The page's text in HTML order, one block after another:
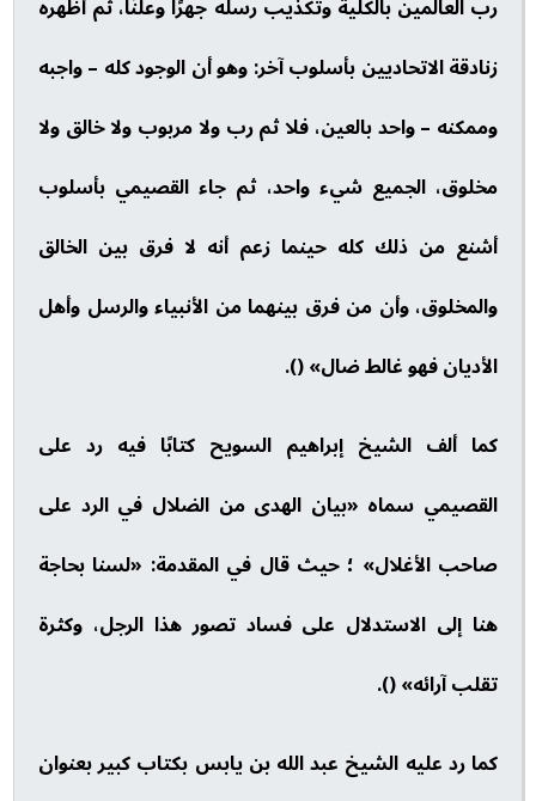
زنادقة الاتحاديين بأسلوب آخر: وهو أن الوجود كله – واجبه
وممكنه – واحد بالعين، فلا ثم رب ولا مربوب ولا خالق ولا
مخلوق، الجميع شيء واحد، ثم جاء القصيمي بأسلوب
أشنع من ذلك كله حينما زعم أنه لا فرق بين الخالق
والمخلوق، وأن من فرق بينهما من الأنبياء والرسل وأهل
الأديان فهو غالط ضال» ().
كما ألف الشيخ إبراهيم السويح كتابًا فيه رد على
القصيمي سماه «بيان الهدى من الضلال في الرد على
صاحب الأغلال» ؛ حيث قال في المقدمة: «لسنا بحاجة
هنا إلى الاستدلال على فساد تصور هذا الرجل، وكثرة
تقلب آرائه» ().
كما رد عليه الشيخ عبد الله بن يابس بكتاب كبير بعنوان